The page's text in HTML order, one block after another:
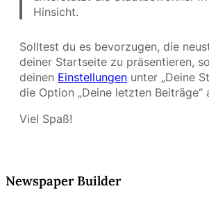
Hinsicht.
Solltest du es bevorzugen, die
deiner Startseite zu präsentieren,
deinen Einstellungen unter „Deine
die Option „Deine letzten Beiträge“
Viel Spaß!
Newspaper Builder